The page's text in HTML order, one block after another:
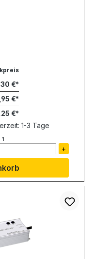
€
€
€
1-3 Tage
1
+